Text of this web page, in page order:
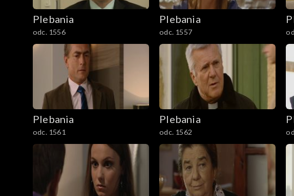
Plebania
odc. 1556
Plebania
odc. 1557
Plebania
odc. 1561
Plebania
odc. 1562